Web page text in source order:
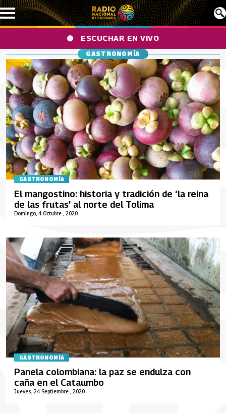
Pasar al contenido principal
ESCUCHAR EN VIVO
GASTRONOMÍA
GASTRONOMÍA
Domingo, 4 Octubre , 2020
El mangostino: historia y tradición de ‘la reina
de las frutas’ al norte del Tolima
GASTRONOMÍA
Jueves, 24 Septiembre , 2020
Panela colombiana: la paz se endulza con
caña en el Cataumbo